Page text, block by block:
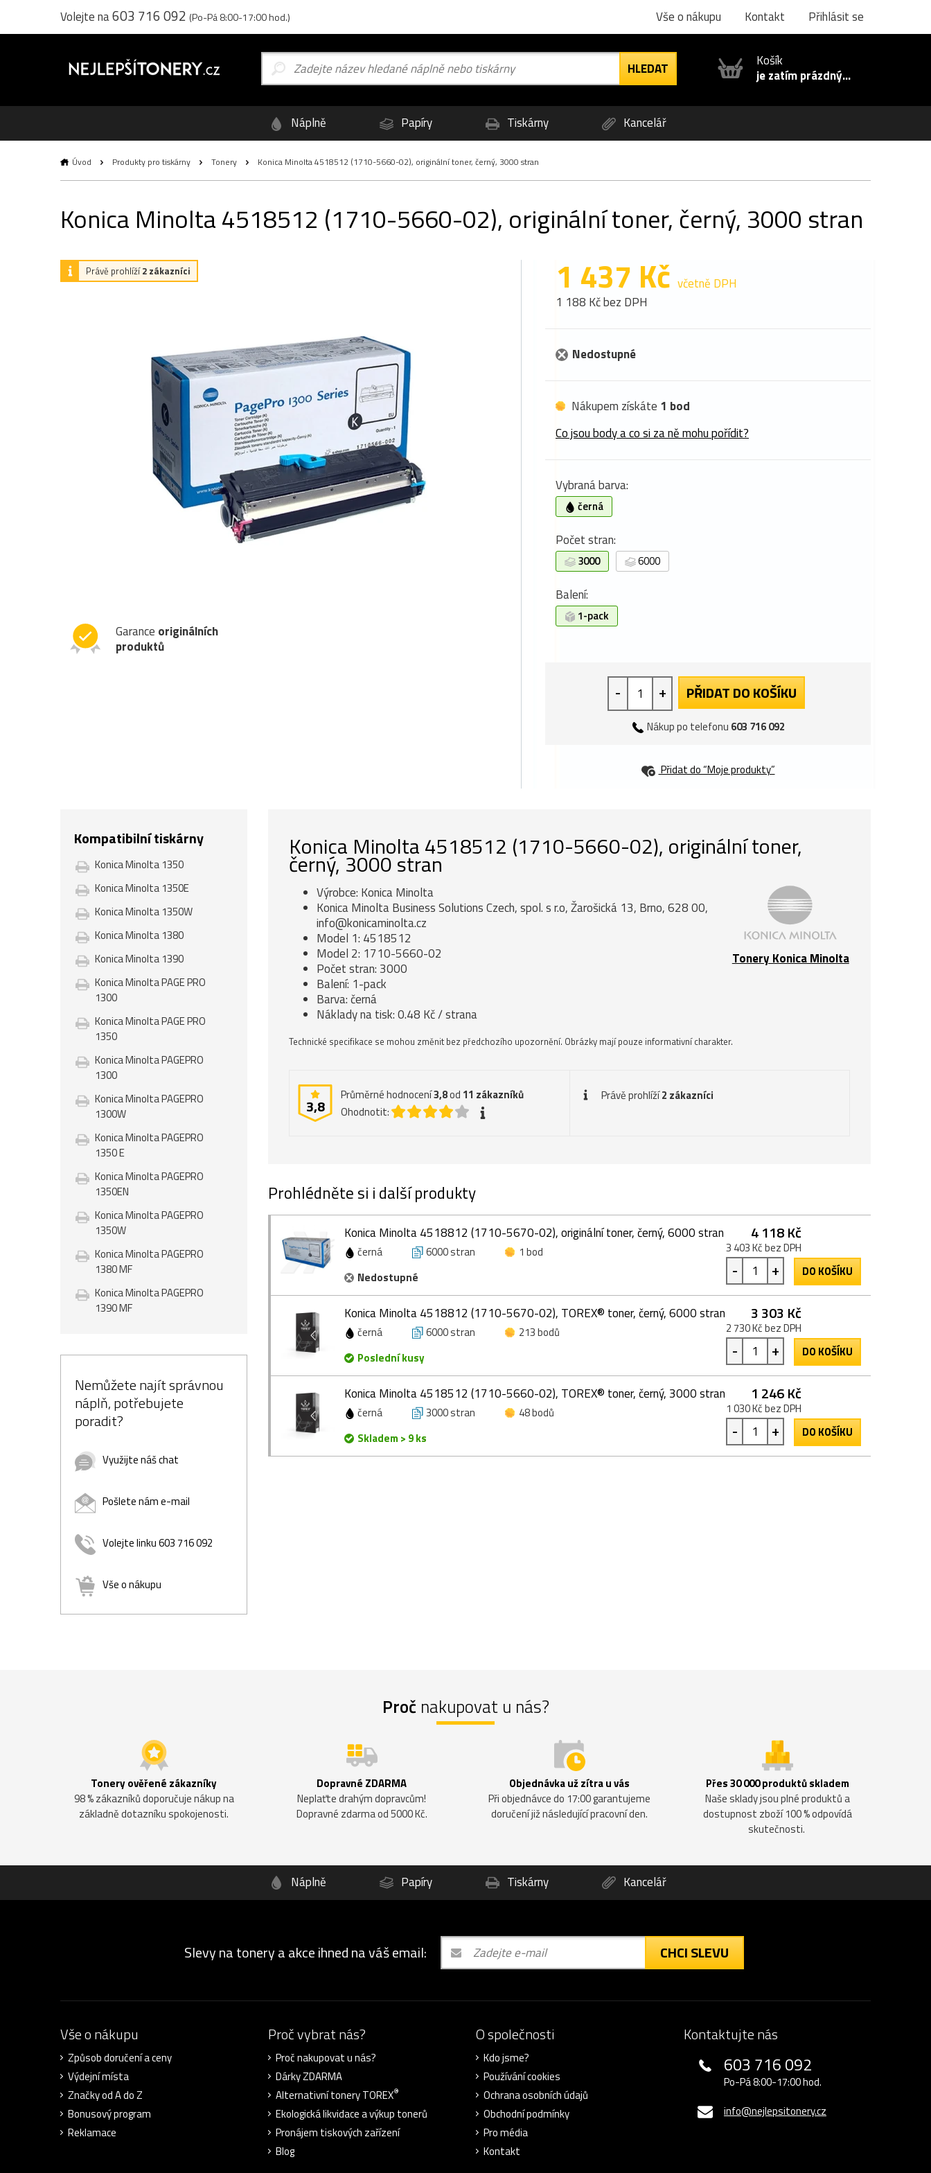
Volejte na603 716 092 (Po-Pá 8:00-17:00 hod.) Vše o nákupu Kontakt Přihlásit se
Košík
je zatím prázdný...
Náplně Papíry Tiskárny Kancelář
Úvod Produkty pro tiskárny Tonery Konica Minolta 4518512 (1710-5660-02), originální toner, černý, 3000 stran
Konica Minolta 4518512 (1710-5660-02), originální toner, černý, 3000 stran
Právě prohlíží2 zákazníci
Garance originálních
produktů
1 437 Kč včetně DPH
1 188 Kč bez DPH
Nedostupné
Nákupem získáte 1 bod
Co jsou body a co si za ně mohu pořídit?
Vybraná barva:
černá
Počet stran:
3000 6000
Balení:
1-pack
- + PŘIDAT DO KOŠÍKU
Nákup po telefonu 603 716 092
Přidat do “Moje produkty”
Kompatibilní tiskárny
Konica Minolta 1350
Konica Minolta 1350E
Konica Minolta 1350W
Konica Minolta 1380
Konica Minolta 1390
Konica Minolta PAGE PRO
1300
Konica Minolta PAGE PRO
1350
Konica Minolta PAGEPRO
1300
Konica Minolta PAGEPRO
1300W
Konica Minolta PAGEPRO
1350 E
Konica Minolta PAGEPRO
1350EN
Konica Minolta PAGEPRO
1350W
Konica Minolta PAGEPRO
1380 MF
Konica Minolta PAGEPRO
1390 MF
Nemůžete najít správnou
náplň, potřebujete
poradit?
Využijte náš chat
Pošlete nám e-mail
Volejte linku 603 716 092
Vše o nákupu
Konica Minolta 4518512 (1710-5660-02), originální toner,
černý, 3000 stran
Tonery Konica Minolta
Výrobce: Konica Minolta
Konica Minolta Business Solutions Czech, spol. s r.o, Žarošická 13, Brno, 628 00,
info@konicaminolta.cz
Model 1: 4518512
Model 2: 1710-5660-02
Počet stran: 3000
Balení: 1-pack
Barva: černá
Náklady na tisk: 0.48 Kč / strana
Technické specifikace se mohou změnit bez předchozího upozornění. Obrázky mají pouze informativní charakter.
3,8
Průměrné hodnocení3,8od 11 zákazníků
Ohodnotit:
Právě prohlíží2 zákazníci
Prohlédněte si i další produkty
Konica Minolta 4518812 (1710-5670-02), originální toner, černý, 6000 stran
černá 6000 stran
1 bod
Nedostupné
4 118 Kč
3 403 Kč bez DPH
- + DO KOŠÍKU
Konica Minolta 4518812 (1710-5670-02), TOREX® toner, černý, 6000 stran
černá 6000 stran
213 bodů
Poslední kusy
3 303 Kč
2 730 Kč bez DPH
- + DO KOŠÍKU
Konica Minolta 4518512 (1710-5660-02), TOREX® toner, černý, 3000 stran
černá 3000 stran
48 bodů
Skladem > 9 ks
1 246 Kč
1 030 Kč bez DPH
- + DO KOŠÍKU
Proč nakupovat u nás?
Tonery ověřené zákazníky
98 % zákazníků doporučuje nákup na
základně dotazníku spokojenosti.
Dopravné ZDARMA
Neplaťte drahým dopravcům!
Dopravné zdarma od 5000 Kč.
Objednávka už zítra u vás
Při objednávce do 17:00 garantujeme
doručení již následující pracovní den.
Přes 30 000 produktů skladem
Naše sklady jsou plné produktů a
dostupnost zboží 100 % odpovídá
skutečnosti.
Náplně Papíry Tiskárny Kancelář
Slevy na tonery a akce ihned na váš email: CHCI SLEVU
Vše o nákupu
Způsob doručení a ceny
Výdejní místa
Značky od A do Z
Bonusový program
Reklamace
Proč vybrat nás?
Proč nakupovat u nás?
Dárky ZDARMA
Alternativní tonery TOREX®
Ekologická likvidace a výkup tonerů
Pronájem tiskových zařízení
Blog
O společnosti
Kdo jsme?
Používání cookies
Ochrana osobních údajů
Obchodní podmínky
Pro média
Kontakt
Kontaktujte nás
603 716 092
Po-Pá 8:00-17:00 hod.
info@nejlepsitonery.cz